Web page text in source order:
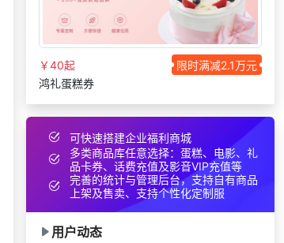
￥40起
限时满减2.1万元
鸿礼蛋糕券
可快速搭建企业福利商城
多类商品库任意选择：蛋糕、电影、礼
品卡券、话费充值及影音VIP充值等
完善的统计与管理后台，支持自有商品
上架及售卖、支持个性化定制服
用户动态
150***
21 分钟前
了解福利商城平台
131***
21 天前
选择了礼品提货系统
145***
选择公司礼品商城
150***
获取礼品采购供应链
资料
197***
3 天前
选择福利发放系统
147***
2 天前
选择公司礼品商城
10 天前
173***
24 天前